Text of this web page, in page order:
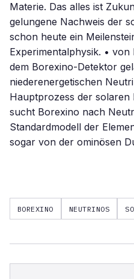
Materie. Das alles ist
gelungene Nachweis der
schon heute ein
Experimentalphysik. • von
dem Borexino-Detektor
niederenergetischen
Hauptprozess der solaren
sucht Borexino nach
Standardmodell der
sogar von der ominösen
BOREXINO NEUTRINOS